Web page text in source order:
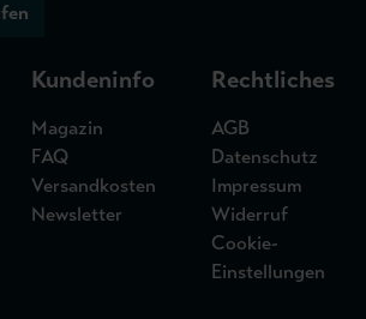
Kundeninfo
Magazin
FAQ
Versandkosten
Newsletter
Rechtliches
AGB
Datenschutz
Impressum
Widerruf
Cookie-
Einstellungen